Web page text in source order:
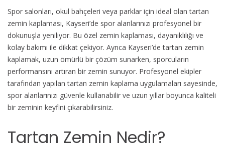
Spor salonları, okul bahçeleri veya parklar için ideal olan tartan
zemin kaplaması, Kayseri’de spor alanlarınızı profesyonel bir
dokunuşla yeniliyor. Bu özel zemin kaplaması, dayanıklılığı ve
kolay bakımı ile dikkat çekiyor. Ayrıca Kayseri’de tartan zemin
kaplamak, uzun ömürlü bir çözüm sunarken, sporcuların
performansını artıran bir zemin sunuyor. Profesyonel ekipler
tarafından yapılan tartan zemin kaplama uygulamaları sayesinde,
spor alanlarınızı güvenle kullanabilir ve uzun yıllar boyunca kaliteli
bir zeminin keyfini çıkarabilirsiniz.
Tartan Zemin Nedir?